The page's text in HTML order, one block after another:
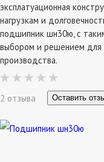
эксплатуационная
нагрузкам и
подшипник шн30ю, с
выбором и решением для
производства.
2 отзыва Оставить